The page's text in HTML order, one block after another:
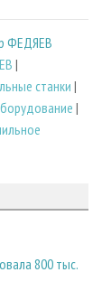
ФЕДЯЕВ
|
станки |
|
800 тыс.